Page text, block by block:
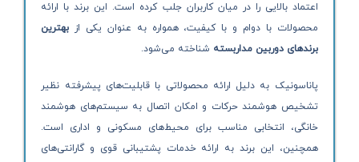
اعتماد بالایی را در میان کاربران جلب کرده است. این برند با ارائه
محصولات با دوام و با کیفیت، همواره به عنوان یکی از بهترین
برندهای دوربین مداربسته شناخته می‌شود.
پاناسونیک به دلیل ارائه محصولاتی با قابلیت‌های پیشرفته نظیر
تشخیص هوشمند حرکات و امکان اتصال به سیستم‌های هوشمند
خانگی، انتخابی مناسب برای محیط‌های مسکونی و اداری است.
همچنین، این برند به ارائه خدمات پشتیبانی قوی و گارانتی‌های